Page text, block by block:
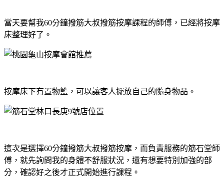
當天要幫我60分鐘撥筋大叔撥筋按摩課程的師傅，已經將按摩
床整理好了。
按摩床下有置物籃，可以讓客人擺放自己的隨身物品。
這次是選擇60分鐘撥筋大叔撥筋按摩，而負責服務的筋石堂師
傅，就先詢問我的身體不舒服狀況，還有想要特別加強的部
分，確認好之後才正式開始進行課程。